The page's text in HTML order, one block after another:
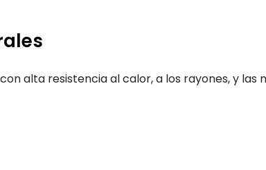
alta resistencia al calor, a los rayones, y